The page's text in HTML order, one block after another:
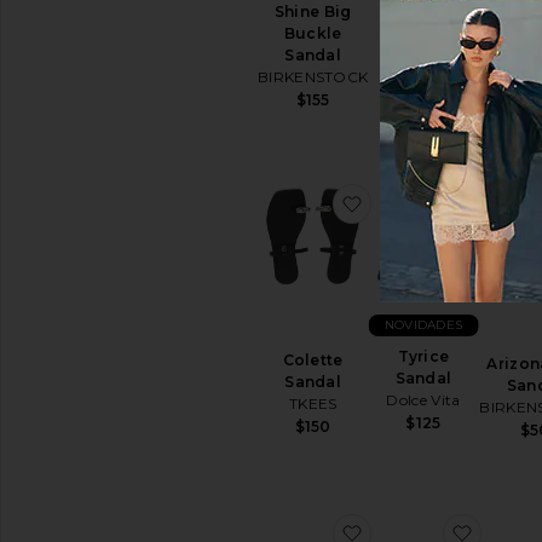
Shine Big
Buckle
Sandal
BIRKENSTOCK
$155
Gemma
Colette
Sandal
TKEES
$150
favoritoColette
Tyrice
Sandal
Dolce Vita
$125
NOVIDADES
favoritoTyla Sandal